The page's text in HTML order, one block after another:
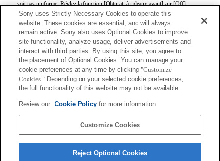
soit pas uniforme. Réglez la fonction [Obturat. à rideaux avant] sur [Off].
Si vous fixez l'objectif à monture A à l'aide de l'adaptateur, la fonction d'aide à la mise
au point manuelle ne fonctionne pas automatiquement lorsque vous tournez la bague
de mise au point. Vous pouvez agrandir l'image en sélectionnant la fonction [Loupe
mise pt] ou [Aide MF] sur n'importe quelle touche de "Réglag. touche perso".
En modes S (Priorité à l'obturateur) et M (Manuel), la vitesse d'obturation et
l'ouverture peuvent être réglées pendant l'enregistrement de films.
La correction de tremblement est disponible sur les 3 axes (Tangage/Lacet/Roulis)
avec la technologie SteadyShot INSIDE.
Bien qu’il soit possible d’effectuer la mise au point automatique, il est parfois
difficile de faire le point sur un sujet avec cette fonction lorsque vous photographiez
des scènes sombres, ou lorsqu’un sujet est situé dans les coins de l’écran ou qu’il est
Lorsque vous effectuez une prise de vue continue en mode Hi+, Hi, ou Mid alors
que le mode de mise au point est réglé sur AF-C, la vitesse de prise de vue continue
Sony uses Strictly Necessary Cookies to operate this
website. These cookies are essential, and will always
remain active. Sony also uses Optional Cookies to improve
site functionality, analyze usage, deliver advertisements and
interact with third parties. By using this site, you agree to
the placement of Optional Cookies. You can manage your
cookie preferences at any time by clicking "Customize
Cookies." Depending on your selected cookie preferences,
the full functionality of this website may not be available.
Review our Cookie Policyfor more information.
Customize Cookies
Reject Optional Cookies